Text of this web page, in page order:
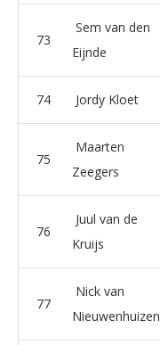
73
Sem van den
Eijnde
74 Jordy Kloet
75
Maarten
Zeegers
76
Juul van de
Kruijs
77
Nick van
Nieuwenhuizen